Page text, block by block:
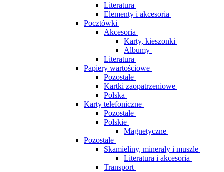
Literatura
Elementy i akcesoria
Pocztówki
Akcesoria
Karty, kieszonki
Albumy
Literatura
Papiery wartościowe
Pozostałe
Kartki zaopatrzeniowe
Polska
Karty telefoniczne
Pozostałe
Polskie
Magnetyczne
Pozostałe
Skamieliny, minerały i muszle
Literatura i akcesoria
Transport